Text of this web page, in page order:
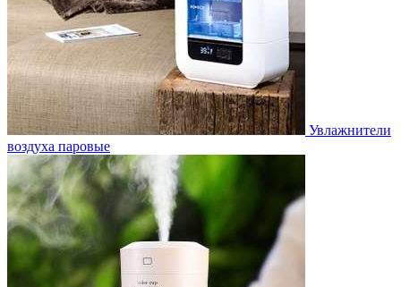
Увлажнители
воздуха паровые